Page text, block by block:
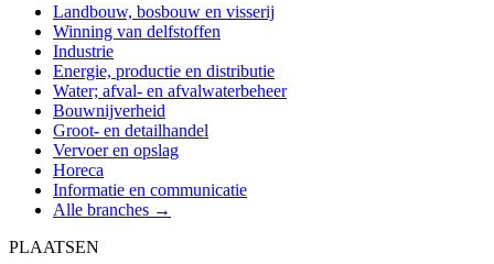
Landbouw, bosbouw en visserij
Winning van delfstoffen
Industrie
Energie, productie en distributie
Water; afval- en afvalwaterbeheer
Bouwnijverheid
Groot- en detailhandel
Vervoer en opslag
Horeca
Informatie en communicatie
Alle branches →
PLAATSEN